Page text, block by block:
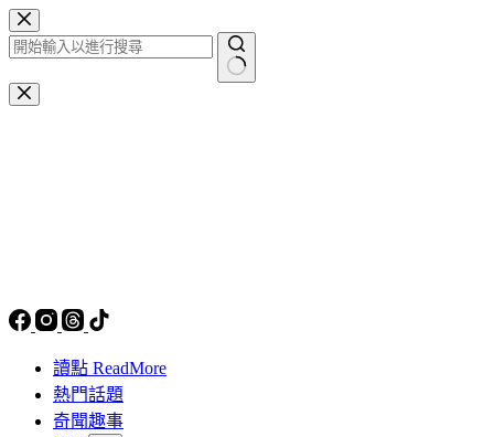
跳
至
要
找
結
果
讀點 ReadMore
熱門話題
奇聞趣事